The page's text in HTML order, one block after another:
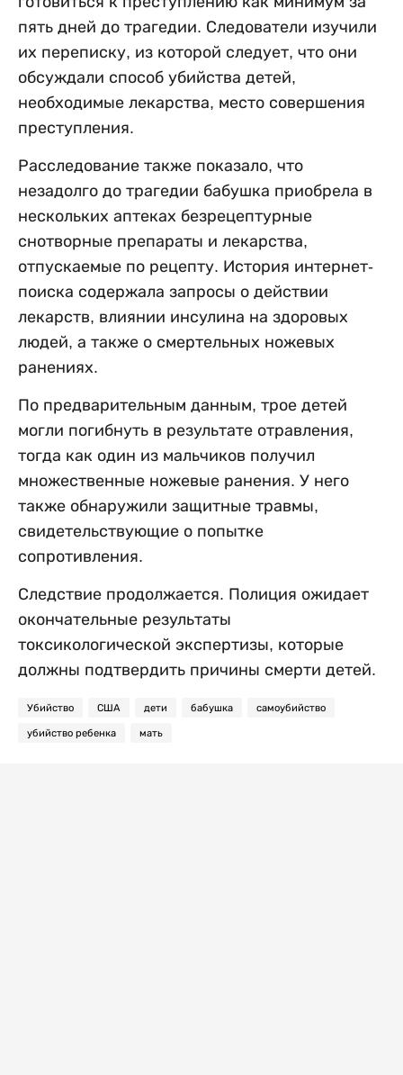
пять дней до трагедии. Следователи изучили
их переписку, из которой следует, что они
обсуждали способ убийства детей,
необходимые лекарства, место совершения
преступления.
Расследование также показало, что
незадолго до трагедии бабушка приобрела в
нескольких аптеках безрецептурные
снотворные препараты и лекарства,
отпускаемые по рецепту. История интернет-
поиска содержала запросы о действии
лекарств, влиянии инсулина на здоровых
людей, а также о смертельных ножевых
ранениях.
По предварительным данным, трое детей
могли погибнуть в результате отравления,
тогда как один из мальчиков получил
множественные ножевые ранения. У него
также обнаружили защитные травмы,
свидетельствующие о попытке
сопротивления.
Следствие продолжается. Полиция ожидает
окончательные результаты
токсикологической экспертизы, которые
должны подтвердить причины смерти детей.
Убийство США дети бабушка самоубийство
убийство ребенка мать